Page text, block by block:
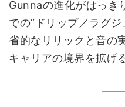
Gunnaの進化がはっき
での“ドリップ／ラグ
省的なリリックと音の
キャリアの境界を拡げ